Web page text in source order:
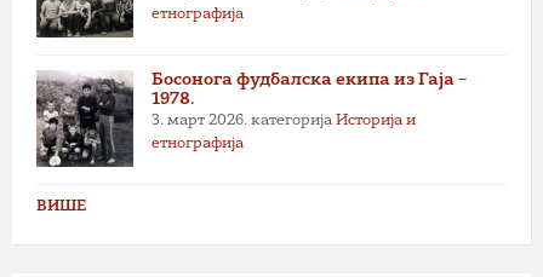
етнографија
Босонога фудбалска екипа из Гаја –
1978.
3. март 2026. категорија Историја и
етнографија
ВИШЕ